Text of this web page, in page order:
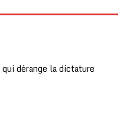
dérange la dictature